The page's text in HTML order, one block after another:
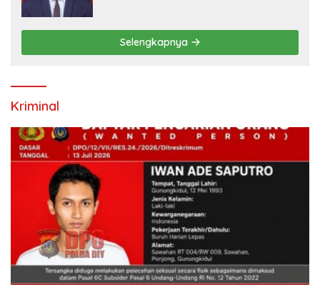
Selengkapnya
Kriminal